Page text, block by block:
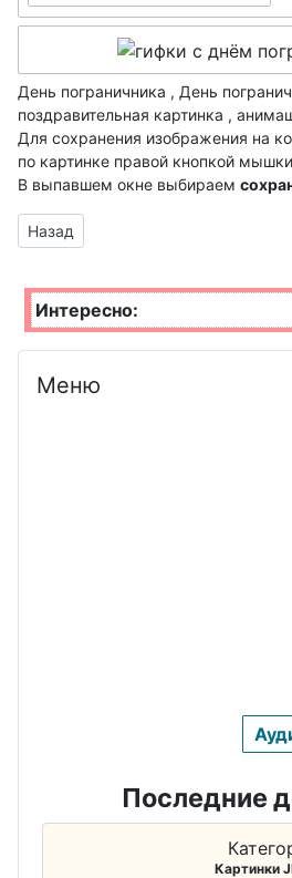
День Войск ПВО
День
Черноморского
флота
День Балтийского
флота
Тихоокеанского
флота
флота
День пограничника , День
поздравительная картинка ,
Для сохранения изображения на
по картинке правой кнопкой
В выпавшем окне выбираем
Предыдущий материал: слава
Назад
Интересно:
Меню
Последние
Картинки